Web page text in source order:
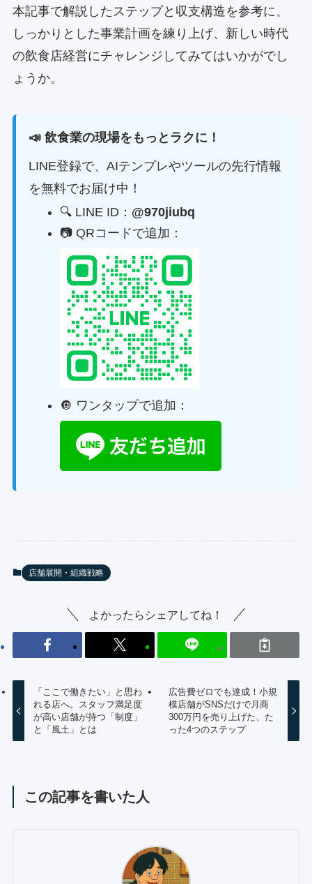
本記事で解説したステップと収支構造を参考に、
しっかりとした事業計画を練り上げ、新しい時代
の飲食店経営にチャレンジしてみてはいかがでし
ょうか。
📣 飲食業の現場をもっとラクに！
LINE登録で、AIテンプレやツールの先行情報
を無料でお届け中！
🔍 LINE ID： @970jiubq
📷 QRコードで追加：
🔘 ワンタップで追加：
店舗展開・組織戦略
よかったらシェアしてね！
「ここで働きたい」と思わ
れる店へ。スタッフ満足度
が高い店舗が持つ「制度」
と「風土」とは
広告費ゼロでも達成！小規
模店舗がSNSだけで月商
300万円を売り上げた、た
った4つのステップ
この記事を書いた人